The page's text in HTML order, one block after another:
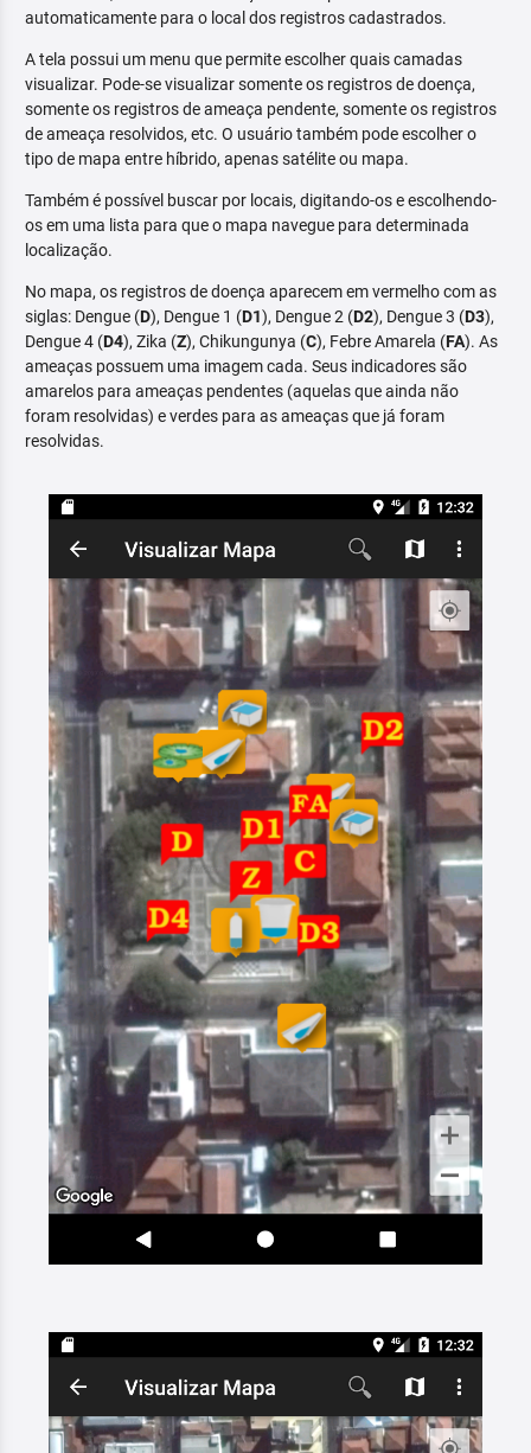
automaticamente para o local dos registros cadastrados.
A tela possui um menu que permite escolher quais camadas
visualizar. Pode-se visualizar somente os registros de doença,
somente os registros de ameaça pendente, somente os registros
de ameaça resolvidos, etc. O usuário também pode escolher o
tipo de mapa entre híbrido, apenas satélite ou mapa.
Também é possível buscar por locais, digitando-os e escolhendo-
os em uma lista para que o mapa navegue para determinada
localização.
No mapa, os registros de doença aparecem em vermelho com as
siglas: Dengue (D), Dengue 1 (D1), Dengue 2 (D2), Dengue 3 (D3),
Dengue 4 (D4), Zika (Z), Chikungunya (C), Febre Amarela (FA). As
ameaças possuem uma imagem cada. Seus indicadores são
amarelos para ameaças pendentes (aquelas que ainda não
foram resolvidas) e verdes para as ameaças que já foram
resolvidas.